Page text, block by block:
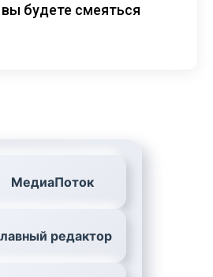
будете смеяться
МедиаПоток
редактор